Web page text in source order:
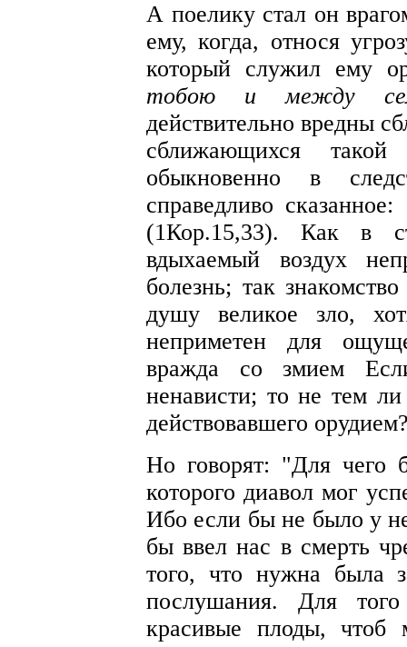
А поелику стал он
ему, когда, относя
который служил ему
тобою и между
действительно вредны
сближающихся такой
обыкновенно в
справедливо сказанное:
(1Кор.15,33). Как в
вдыхаемый воздух
болезнь; так
душу великое зло,
неприметен для
вражда со змием
ненависти; то не тем
действовавшего
Но говорят: "Для
которого диавол мог
Ибо если бы не было у
бы ввел нас в смерть
того, что нужна была
послушания. Для
красивые плоды, чтоб